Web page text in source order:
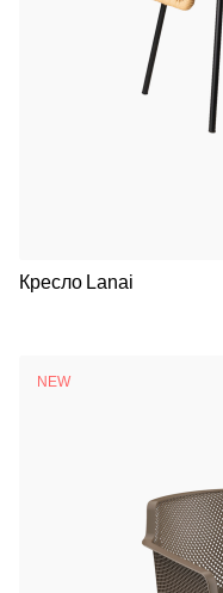
Кресло Lanai
NEW